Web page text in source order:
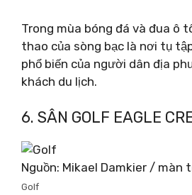
Trong mùa bóng đá và đua ô
thao của sòng bạc là nơi tụ
phổ biến của người dân địa
khách du lịch.
6. SÂN GOLF EAGLE
Nguồn: Mikael Damkier / màn
Golf